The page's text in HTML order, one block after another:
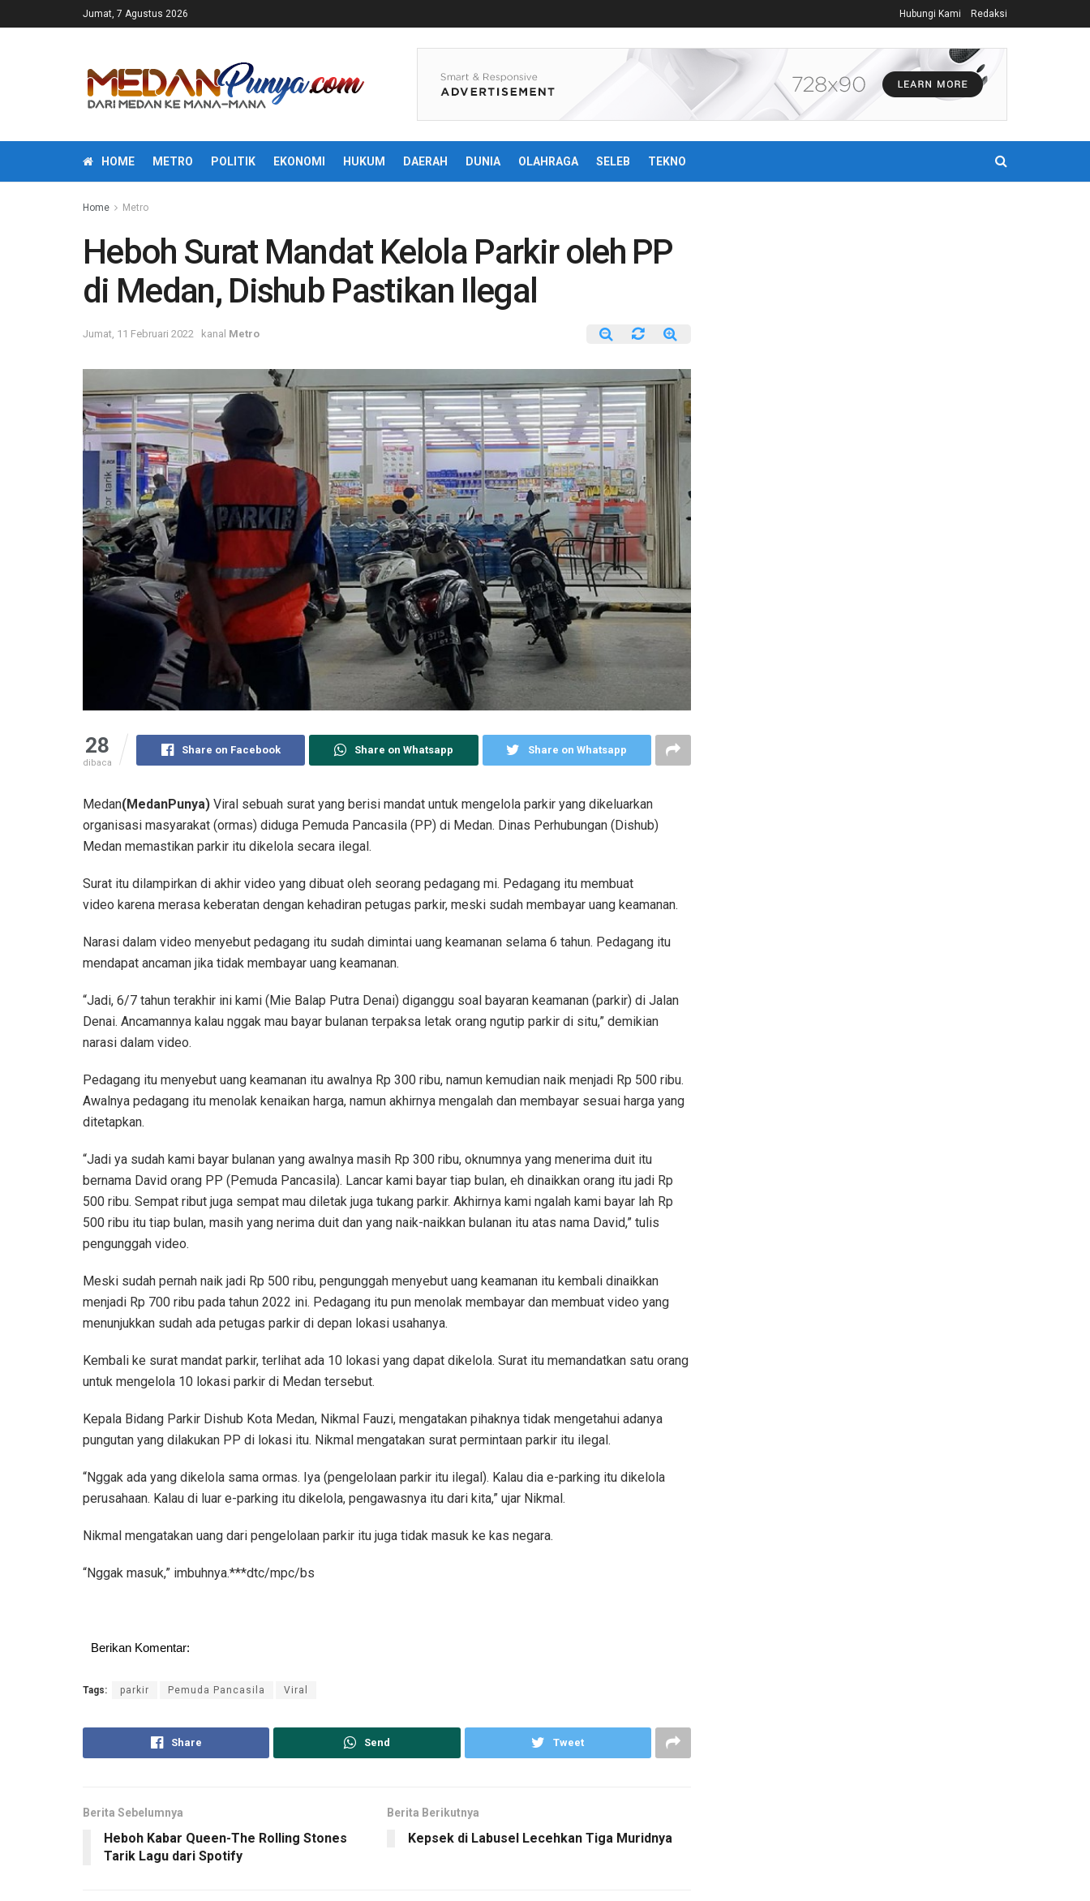
Jumat, 7 Agustus 2026 Hubungi Kami Redaksi
HOME METRO POLITIK EKONOMI HUKUM DAERAH DUNIA OLAHRAGA SELEB TEKNO
Home Metro
Heboh Surat Mandat Kelola Parkir oleh PP
di Medan, Dishub Pastikan Ilegal
Jumat, 11 Februari 2022 kanal Metro
28
dibaca
Share on Facebook Share on Whatsapp Share on Whatsapp
Medan(MedanPunya) Viral sebuah surat yang berisi mandat untuk mengelola parkir yang dikeluarkan
organisasi masyarakat (ormas) diduga Pemuda Pancasila (PP) di Medan. Dinas Perhubungan (Dishub)
Medan memastikan parkir itu dikelola secara ilegal.
Surat itu dilampirkan di akhir video yang dibuat oleh seorang pedagang mi. Pedagang itu membuat
video karena merasa keberatan dengan kehadiran petugas parkir, meski sudah membayar uang keamanan.
Narasi dalam video menyebut pedagang itu sudah dimintai uang keamanan selama 6 tahun. Pedagang itu
mendapat ancaman jika tidak membayar uang keamanan.
“Jadi, 6/7 tahun terakhir ini kami (Mie Balap Putra Denai) diganggu soal bayaran keamanan (parkir) di Jalan
Denai. Ancamannya kalau nggak mau bayar bulanan terpaksa letak orang ngutip parkir di situ,” demikian
narasi dalam video.
Pedagang itu menyebut uang keamanan itu awalnya Rp 300 ribu, namun kemudian naik menjadi Rp 500 ribu.
Awalnya pedagang itu menolak kenaikan harga, namun akhirnya mengalah dan membayar sesuai harga yang
ditetapkan.
“Jadi ya sudah kami bayar bulanan yang awalnya masih Rp 300 ribu, oknumnya yang menerima duit itu
bernama David orang PP (Pemuda Pancasila). Lancar kami bayar tiap bulan, eh dinaikkan orang itu jadi Rp
500 ribu. Sempat ribut juga sempat mau diletak juga tukang parkir. Akhirnya kami ngalah kami bayar lah Rp
500 ribu itu tiap bulan, masih yang nerima duit dan yang naik-naikkan bulanan itu atas nama David,” tulis
pengunggah video.
Meski sudah pernah naik jadi Rp 500 ribu, pengunggah menyebut uang keamanan itu kembali dinaikkan
menjadi Rp 700 ribu pada tahun 2022 ini. Pedagang itu pun menolak membayar dan membuat video yang
menunjukkan sudah ada petugas parkir di depan lokasi usahanya.
Kembali ke surat mandat parkir, terlihat ada 10 lokasi yang dapat dikelola. Surat itu memandatkan satu orang
untuk mengelola 10 lokasi parkir di Medan tersebut.
Kepala Bidang Parkir Dishub Kota Medan, Nikmal Fauzi, mengatakan pihaknya tidak mengetahui adanya
pungutan yang dilakukan PP di lokasi itu. Nikmal mengatakan surat permintaan parkir itu ilegal.
“Nggak ada yang dikelola sama ormas. Iya (pengelolaan parkir itu ilegal). Kalau dia e-parking itu dikelola
perusahaan. Kalau di luar e-parking itu dikelola, pengawasnya itu dari kita,” ujar Nikmal.
Nikmal mengatakan uang dari pengelolaan parkir itu juga tidak masuk ke kas negara.
“Nggak masuk,” imbuhnya.***dtc/mpc/bs
Berikan Komentar:
Tags: parkir Pemuda Pancasila Viral
Share Send Tweet
Berita Sebelumnya
Heboh Kabar Queen-The Rolling Stones
Tarik Lagu dari Spotify
Berita Berikutnya
Kepsek di Labusel Lecehkan Tiga Muridnya